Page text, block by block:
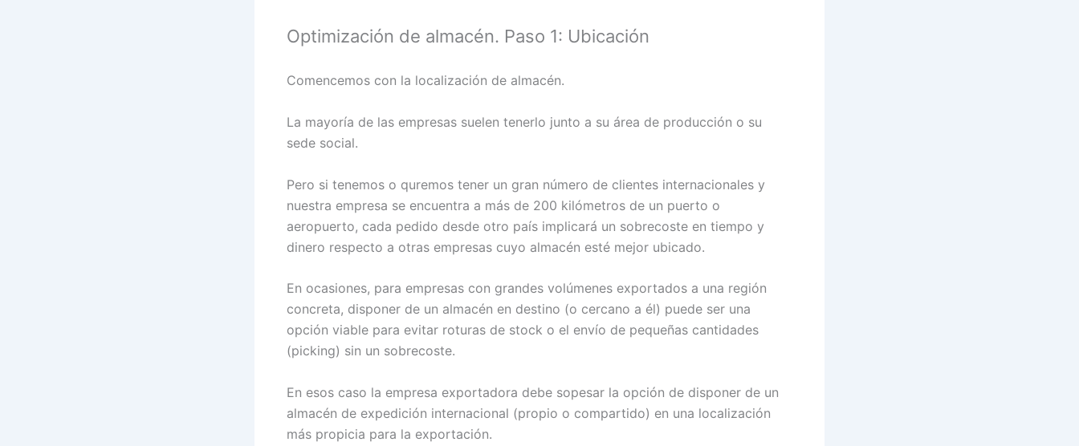
Optimización de almacén. Paso 1: Ubicación
Comencemos con la localización de almacén.
La mayoría de las empresas suelen tenerlo junto a su área de producción o su
sede social.
Pero si tenemos o quremos tener un gran número de clientes internacionales y
nuestra empresa se encuentra a más de 200 kilómetros de un puerto o
aeropuerto, cada pedido desde otro país implicará un sobrecoste en tiempo y
dinero respecto a otras empresas cuyo almacén esté mejor ubicado.
En ocasiones, para empresas con grandes volúmenes exportados a una región
concreta, disponer de un almacén en destino (o cercano a él) puede ser una
opción viable para evitar roturas de stock o el envío de pequeñas cantidades
(picking) sin un sobrecoste.
En esos caso la empresa exportadora debe sopesar la opción de disponer de un
almacén de expedición internacional (propio o compartido) en una localización
más propicia para la exportación.